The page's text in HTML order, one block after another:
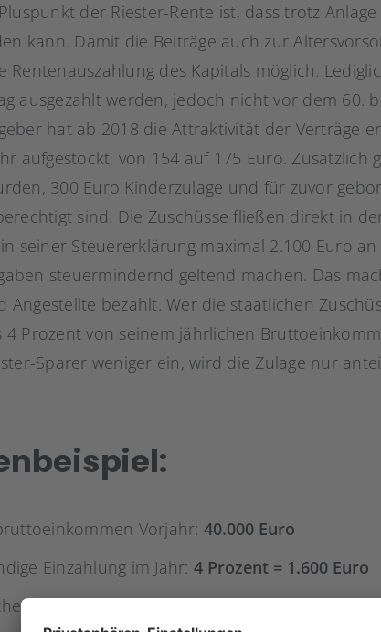
der Riester-Rente ist, dass trotz
kann. Damit die Beiträge auch zur
Rentenauszahlung des Kapitals möglich.
ausgezahlt werden, jedoch nicht vor dem 60.
hat ab 2018 die Attraktivität der Verträge
aufgestockt, von 154 auf 175 Euro. Zusätzlich
300 Euro Kinderzulage und für zuvor
sind. Die Zuschüsse fließen direkt in
seiner Steuererklärung maximal 2.100 Euro
steuermindernd geltend machen. Das
Angestellte bezahlt. Wer die staatlichen
4 Prozent von seinem jährlichen
Sparer weniger ein, wird die Zulage nur
Vorjahr: 40.000 Euro
Einzahlung im Jahr: 4 Prozent = 1.600 Euro
Zulage im Jahr:175 Euro